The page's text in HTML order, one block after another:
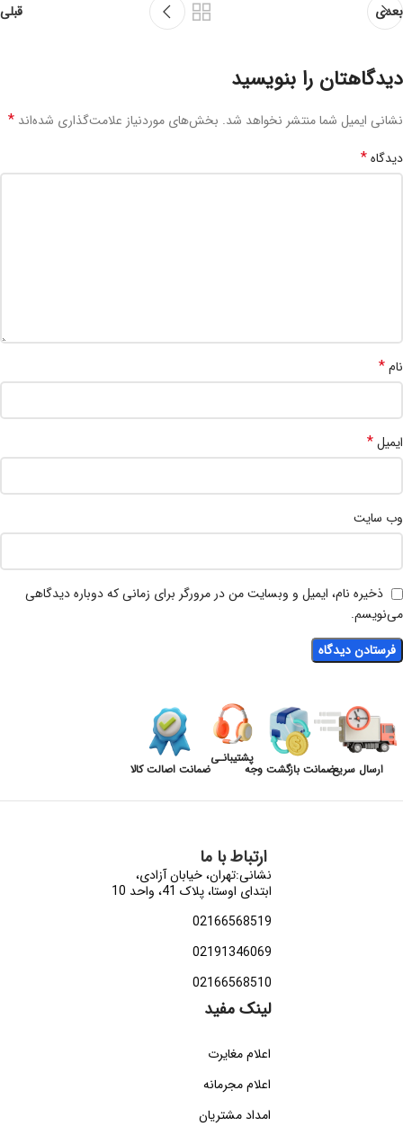
بعدی قبلی
دیدگاهتان را بنویسید
نشانی ایمیل شما منتشر نخواهد شد. بخش‌های موردنیاز علامت‌گذاری شده‌اند *
دیدگاه*
نام*
ایمیل*
وب‌ سایت
ذخیره نام، ایمیل و وبسایت من در مرورگر برای زمانی که دوباره دیدگاهی
می‌نویسم.
ارسال سریعضمانت بازگشت وجه
پشتیبانـی
ضمانت اصالت کالا
ارتباط با ما
نشانی:تهران، خیابان آزادی،
ابتدای اوستا، پلاک 41، واحد 10
02166568519
02191346069
02166568510
لینک مفید
اعلام مغایرت
اعلام مجرمانه
امداد مشتریان